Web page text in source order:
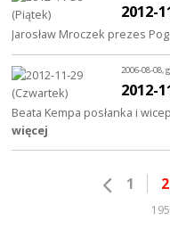
2012-
Jarosław Mroczek prezes
2006-08-08,
2012-
Beata Kempa posłanka i
więcej
1 2